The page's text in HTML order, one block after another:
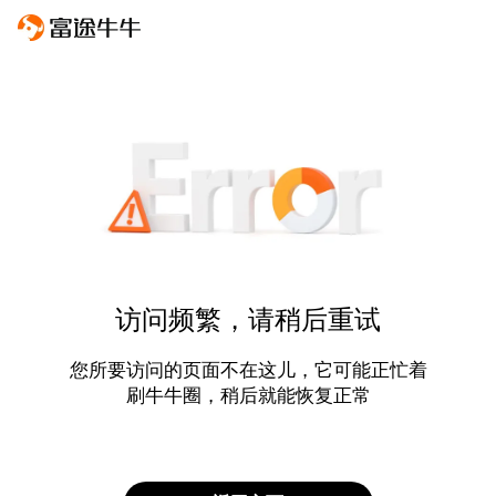
访问频繁，请稍后重试
您所要访问的页面不在这儿，它可能正忙着
刷牛牛圈，稍后就能恢复正常